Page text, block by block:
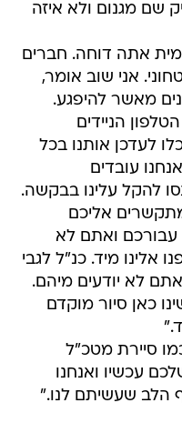
שם מגנום ולא איזה
אתה דוחה. חברים
אני שוב אומר,
מאשר להיפגע.
הניידים
לעדכן אותנו בכל
עובדים
להקל עלינו בבקשה.
אליכם
עבורכם ואתם לא
אלינו מיד. כנ"ל לגבי
לא יודעים מיהם.
כאן סיור מוקדם
סיירת מטכ"ל
עכשיו ואנחנו
הלב שעשיתם לנו."